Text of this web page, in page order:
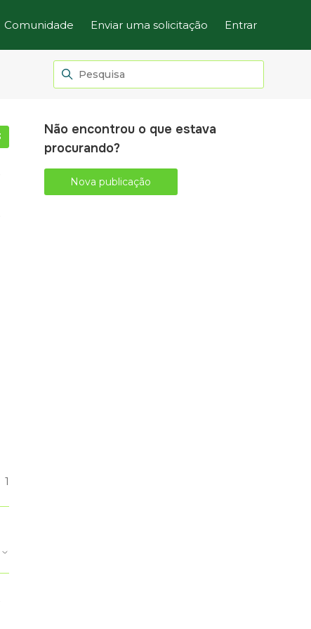
Comunidade Enviar uma solicitação Entrar
Seguido por 3 pessoas
1
Não encontrou o que estava
procurando?
Nova publicação